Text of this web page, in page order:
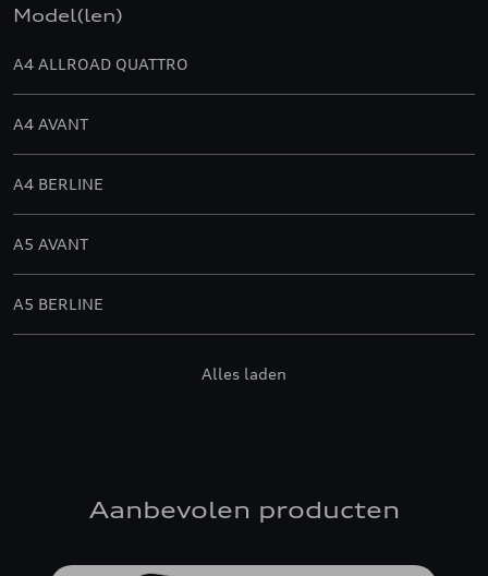
Model(len)
A4 ALLROAD QUATTRO
A4 AVANT
A4 BERLINE
A5 AVANT
A5 BERLINE
Alles laden
Aanbevolen producten